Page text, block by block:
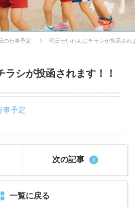
の行事予定 明日せいれんじチラシが投函され
ラシが投函されます！！
事予定
一覧に戻る
次の記事